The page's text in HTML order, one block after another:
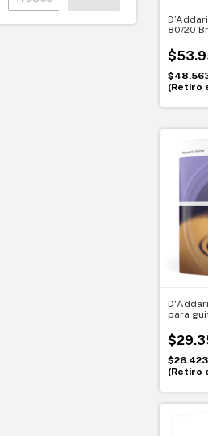
80/20
052.
(Retiro
para
Light
(Retiro